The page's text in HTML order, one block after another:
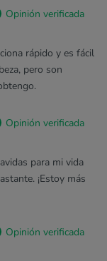
Opinión verificada
rápido y es fácil
pero son
Opinión verificada
para mi vida
¡Estoy más
Opinión verificada